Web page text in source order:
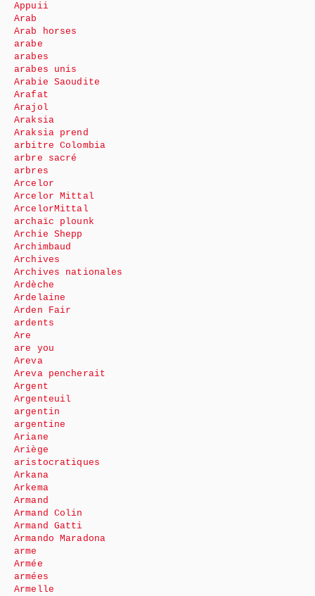
Appuii
Arab
Arab horses
arabe
arabes
arabes unis
Arabie Saoudite
Arafat
Arajol
Araksia
Araksia prend
arbitre Colombia
arbre sacré
arbres
Arcelor
Arcelor Mittal
ArcelorMittal
archaïc plounk
Archie Shepp
Archimbaud
Archives
Archives nationales
Ardèche
Ardelaine
Arden Fair
ardents
Are
are you
Areva
Areva pencherait
Argent
Argenteuil
argentin
argentine
Ariane
Ariège
aristocratiques
Arkana
Arkema
Armand
Armand Colin
Armand Gatti
Armando Maradona
arme
Armée
armées
Armelle